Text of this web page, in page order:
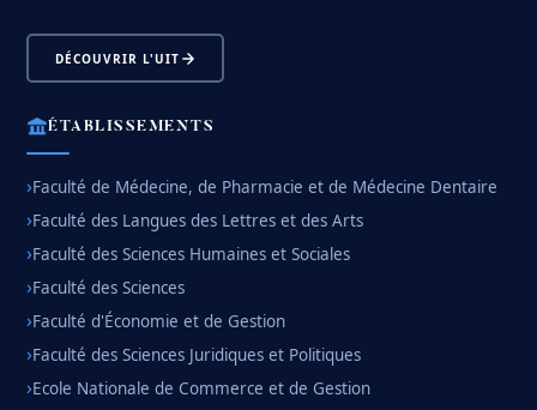
DÉCOUVRIR L'UIT
ÉTABLISSEMENTS
Faculté de Médecine, de Pharmacie et de Médecine Dentaire
Faculté des Langues des Lettres et des Arts
Faculté des Sciences Humaines et Sociales
Faculté des Sciences
Faculté d'Économie et de Gestion
Faculté des Sciences Juridiques et Politiques
Ecole Nationale de Commerce et de Gestion